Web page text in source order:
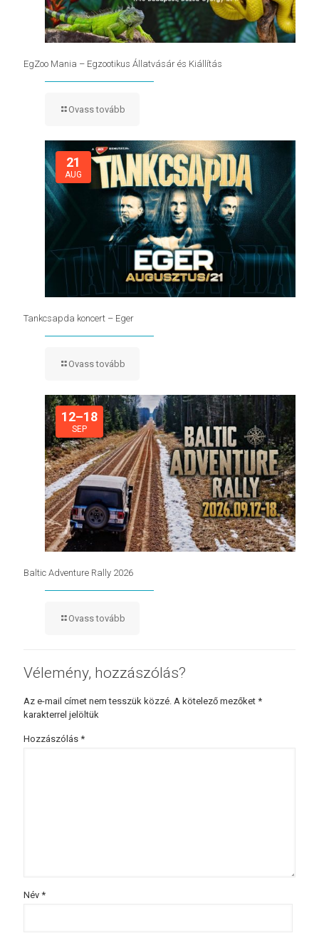
EgZoo Mania – Egzootikus Állatvásár és Kiállítás
Ovass tovább
21
AUG
Tankcsapda koncert – Eger
Ovass tovább
12–18
SEP
Baltic Adventure Rally 2026
Ovass tovább
Vélemény, hozzászólás?
Az e-mail címet nem tesszük közzé. A kötelező mezőket *
karakterrel jelöltük
Hozzászólás *
Név *